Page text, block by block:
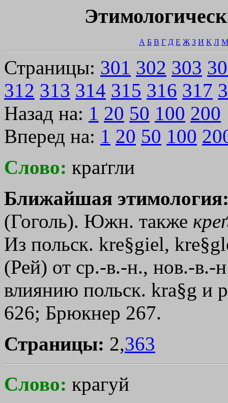
А Б В Г Д Е Ж З И К Л М
Страницы: 301 302 303
312 313 314 315 316 317
Назад на: 1 20 50 100 200
Вперед на: 1 20 50 100
Слово: краґгли
Ближайшая
(Гоголь). Южн. также
Из польск. kre§giel,
(Рей) от ср.-в.-н., нов.-в.-
влиянию польск. kra§g и
626; Брюкнер 267.
Страницы: 2,363
Слово: крагуй